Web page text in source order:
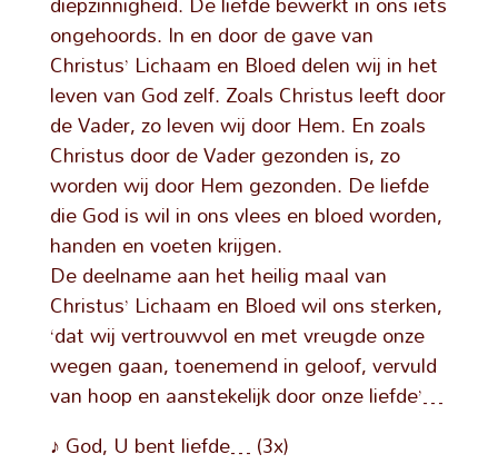
ongehoords. In en door de gave van
Christus’ Lichaam en Bloed delen wij in het
leven van God zelf. Zoals Christus leeft door
de Vader, zo leven wij door Hem. En zoals
Christus door de Vader gezonden is, zo
worden wij door Hem gezonden. De liefde
die God is wil in ons vlees en bloed worden,
handen en voeten krijgen.
De deelname aan het heilig maal van
Christus’ Lichaam en Bloed wil ons sterken,
‘dat wij vertrouwvol en met vreugde onze
wegen gaan, toenemend in geloof, vervuld
van hoop en aanstekelijk door onze liefde’…
♪ God, U bent liefde… (3x)